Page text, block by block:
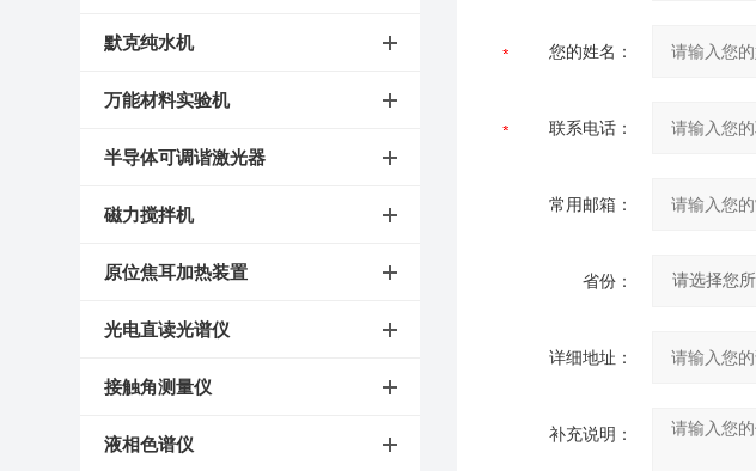
默克纯水机
万能材料实验机
半导体可调谐激光器
磁力搅拌机
原位焦耳加热装置
光电直读光谱仪
接触角测量仪
液相色谱仪
您的姓名：
联系电话：
常用邮箱：
省份：
详细地址：
补充说明：